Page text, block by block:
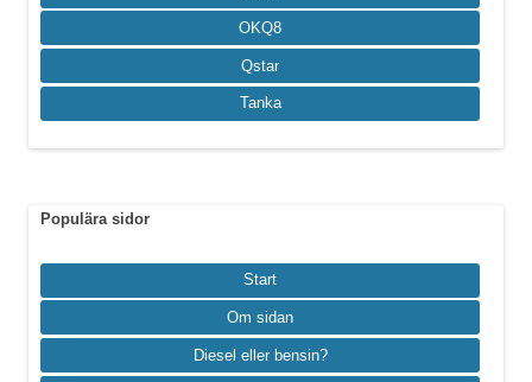
OKQ8
Qstar
Tanka
Populära sidor
Start
Om sidan
Diesel eller bensin?